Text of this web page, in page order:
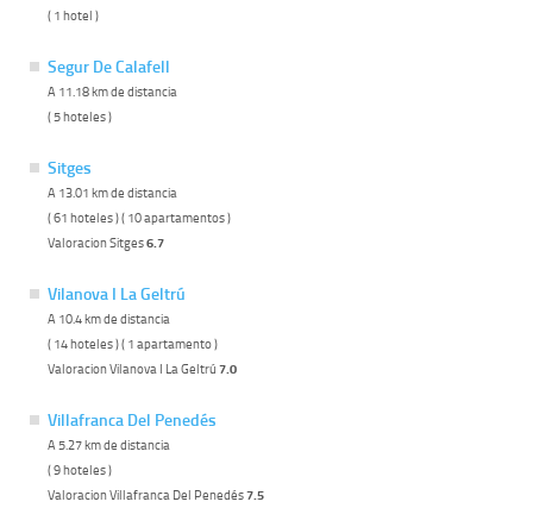
( 1 hotel )
Segur De Calafell
A 11.18 km de distancia
( 5 hoteles )
Sitges
A 13.01 km de distancia
( 61 hoteles ) ( 10 apartamentos )
Valoracion Sitges6.7
Vilanova I La Geltrú
A 10.4 km de distancia
( 14 hoteles ) ( 1 apartamento )
Valoracion Vilanova I La Geltrú 7.0
Villafranca Del Penedés
A 5.27 km de distancia
( 9 hoteles )
Valoracion Villafranca Del Penedés7.5